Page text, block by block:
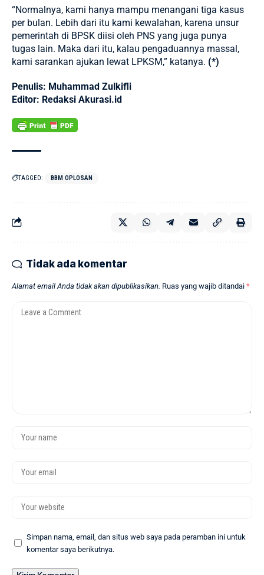
“Normalnya, kami hanya mampu menangani tiga kasus
per bulan. Lebih dari itu kami kewalahan, karena unsur
pemerintah di BPSK diisi oleh PNS yang juga punya
tugas lain. Maka dari itu, kalau pengaduannya massal,
kami sarankan ajukan lewat LPKSM,” katanya. (*)
Penulis: Muhammad Zulkifli
Editor: Redaksi Akurasi.id
TAGGED: BBM OPLOSAN
Tidak ada komentar
Alamat email Anda tidak akan dipublikasikan. Ruas yang wajib ditandai *
Simpan nama, email, dan situs web saya pada peramban ini untuk
komentar saya berikutnya.